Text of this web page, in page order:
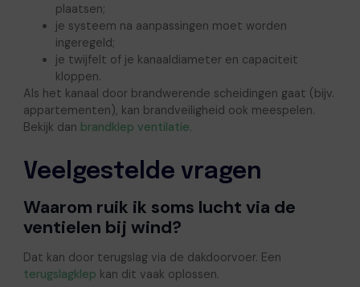
plaatsen;
je systeem na aanpassingen moet worden
ingeregeld;
je twijfelt of je kanaaldiameter en capaciteit
kloppen.
Als het kanaal door brandwerende scheidingen gaat (bijv.
appartementen), kan brandveiligheid ook meespelen.
Bekijk dan brandklep ventilatie.
Veelgestelde vragen
Waarom ruik ik soms lucht via de
ventielen bij wind?
Dat kan door terugslag via de dakdoorvoer. Een
terugslagklep kan dit vaak oplossen.